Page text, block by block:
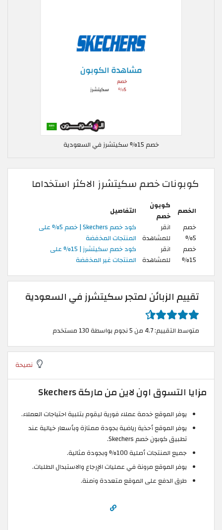
خصم 15% سكيتشرز في السعودية
كوبونات خصم سكيتشرز الاكثر استخداما
الخصم
كوبون
خصم
التفاصيل
خصم
5%
انقر
للمشاهدة
كود خصم Skechers | خصم 5% على
المنتجات المخفضة
خصم
15%
انقر
للمشاهدة
كود خصم سكيتشرز | 15% على
المنتجات غير المخفضة
تقييم الزبائن لمتجر سكيتشرز في السعودية
متوسط التقييم: 4.7 من 5 نجوم بواسطة 130 مستخدم
نصيحة
مزايا التسوق اون لاين من ماركة Skechers
يوفر الموقع خدمة عملاء فورية ليقوم بتلبية احتياجات العملاء.
يوفر الموقع أحذية رياضية بجودة ممتازة وبأسعار خيالية عند
تطبيق كوبون خصم Skechers.
جميع المنتجات أصلية 100% وبجودة مثالية.
يوفر الموقع مرونة في عمليات الإرجاع والاستبدال الطلبات.
طرق الدفع على الموقع متعددة وآمنة.